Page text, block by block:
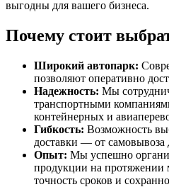
выгодны для вашего бизнеса.
Почему стоит
Широкий автопарк:
позволяют оперативно
Надежность: Мы
транспортными
контейнерных и
Гибкость: Возможность
доставки — от самовывоза
Опыт: Мы успешно
продукции на протяжении
точность сроков и